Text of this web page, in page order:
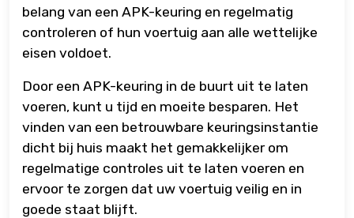
belang van een APK-keuring en regelmatig
controleren of hun voertuig aan alle wettelijke
eisen voldoet.
Door een APK-keuring in de buurt uit te laten
voeren, kunt u tijd en moeite besparen. Het
vinden van een betrouwbare keuringsinstantie
dicht bij huis maakt het gemakkelijker om
regelmatige controles uit te laten voeren en
ervoor te zorgen dat uw voertuig veilig en in
goede staat blijft.